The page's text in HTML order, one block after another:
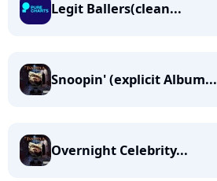
Legit Ballers(clean...
Snoopin' (explicit Album...
Overnight Celebrity...